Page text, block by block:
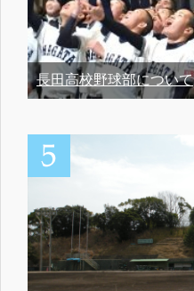
長田高校野球部について